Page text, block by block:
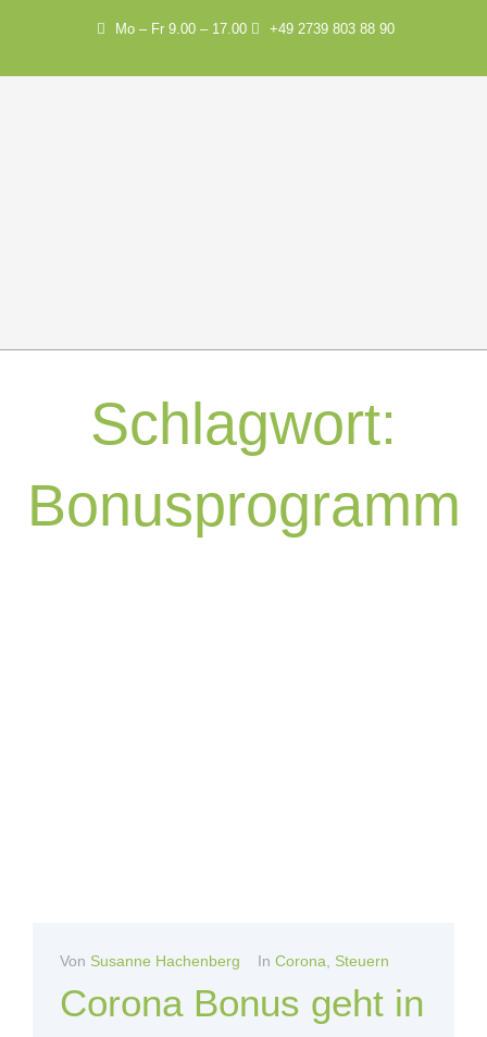
Mo – Fr 9.00 – 17.00 +49 2739 803 88 90
Schlagwort:
Bonusprogramm
Von Susanne Hachenberg In Corona Steuern
Corona Bonus geht in